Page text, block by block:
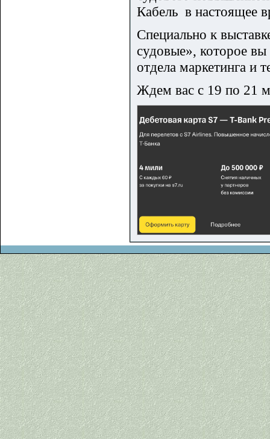
Кабель в настоящее
Специально к
судовые», которое
отдела маркетинга и
Ждем вас с 19 по 21